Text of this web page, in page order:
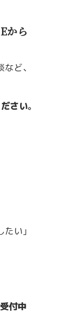
から
ど、
さい。
い」
付中